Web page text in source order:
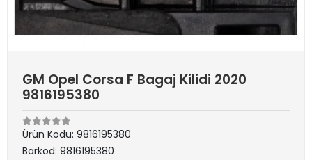
GM Opel Corsa F Bagaj Kilidi 2020
9816195380
Ürün Kodu: 9816195380
Barkod: 9816195380